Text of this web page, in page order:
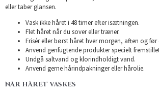
eller taber glansen.
Vask ikke håret i 48 timer efter isætningen.
Flet håret når du sover eller træner.
Frisér eller børst håret hver morgen, aften og før
Anvend genfugtende produkter specielt
Undgå saltvand og klorindholdigt vand.
Anvend gerne hårindpakninger eller hårolie.
NÅR HÅRET VASKES